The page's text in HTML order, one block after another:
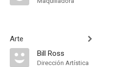
Arte
Bill Ross
Dirección Artística